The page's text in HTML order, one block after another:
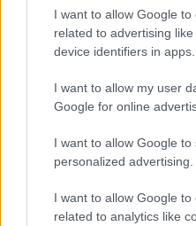
I want to allow Google to
related to advertising
device identifiers in apps.
I want to allow my user
Google for online
I want to allow Google to
personalized advertising.
I want to allow Google to
related to analytics like